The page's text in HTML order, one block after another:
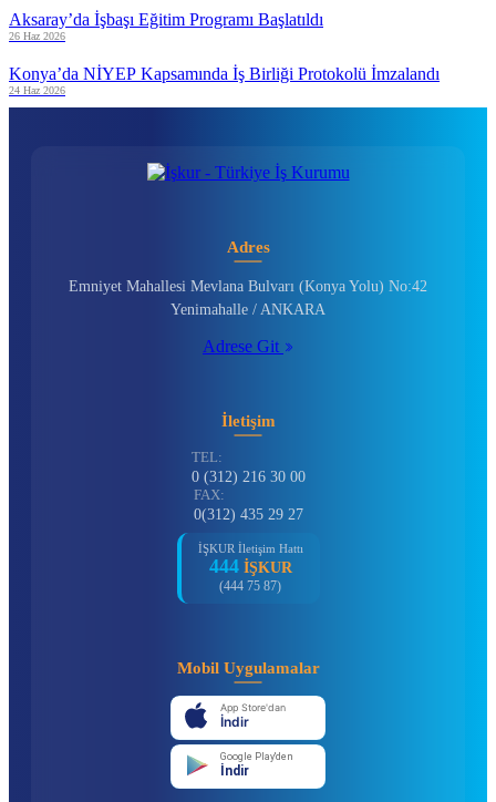
Aksaray’da İşbaşı Eğitim Programı Başlatıldı
26 Haz 2026
Konya’da NİYEP Kapsamında İş Birliği Protokolü İmzalandı
24 Haz 2026
Adres
Emniyet Mahallesi Mevlana Bulvarı (Konya Yolu) No:42
Yenimahalle / ANKARA
Adrese Git
İletişim
TEL:
0 (312) 216 30 00
FAX:
0(312) 435 29 27
İŞKUR İletişim Hattı
444 İŞKUR
(444 75 87)
Mobil Uygulamalar
App Store'dan
İndir
Google Play'den
İndir